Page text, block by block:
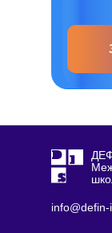
info@defin-